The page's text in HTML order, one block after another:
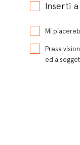
Inserti
Mi
Presa
ed a